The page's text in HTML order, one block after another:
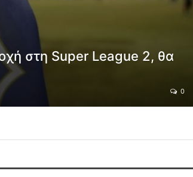
στη Super League 2, θα
0